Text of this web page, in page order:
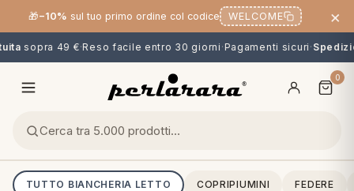
🎁−10% sul tuo primo ordine col codice WELCOME ×
sopra 49 € ·Reso facile entro 30 giorni· Pagamenti sicuri ·
0
TUTTO BIANCHERIA LETTO COPRIPIUMINI FEDERE